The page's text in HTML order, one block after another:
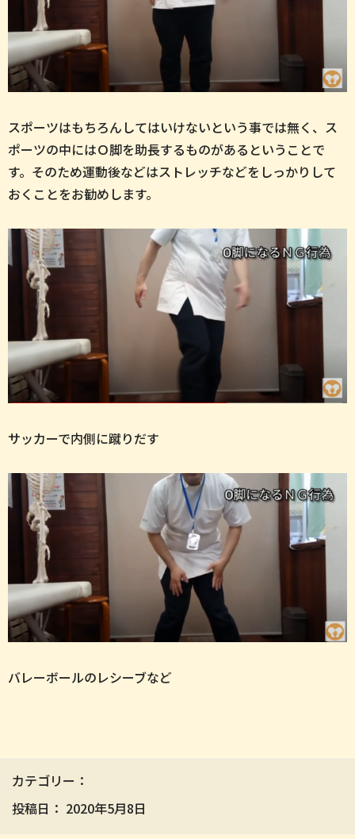
スポーツはもちろんしてはいけないという事では無く、ス
ポーツの中にはＯ脚を助長するものがあるということで
す。そのため運動後などはストレッチなどをしっかりして
おくことをお勧めします。
サッカーで内側に蹴りだす
バレーボールのレシーブなど
カテゴリー：
投稿日： 2020年5月8日